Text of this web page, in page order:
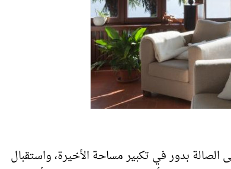
بدور في تكبير مساحة الأخيرة، واستقبال